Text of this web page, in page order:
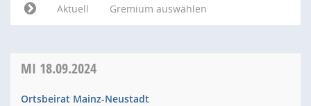
Aktuell
Gremium auswählen
MI 18.09.2024
Ortsbeirat Mainz-Neustadt